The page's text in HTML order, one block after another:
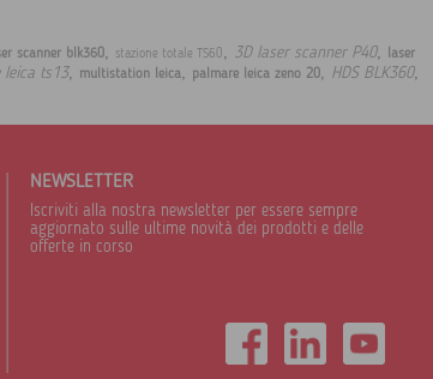
scanner blk360, stazione totale TS60, 3D laser scanner P40,
laser
leica ts13, multistation leica, palmare leica zeno 20, HDS BLK360,
NEWSLETTER
Iscriviti alla nostra newsletter per essere sempre
aggiornato sulle ultime novità dei prodotti e delle
offerte in corso